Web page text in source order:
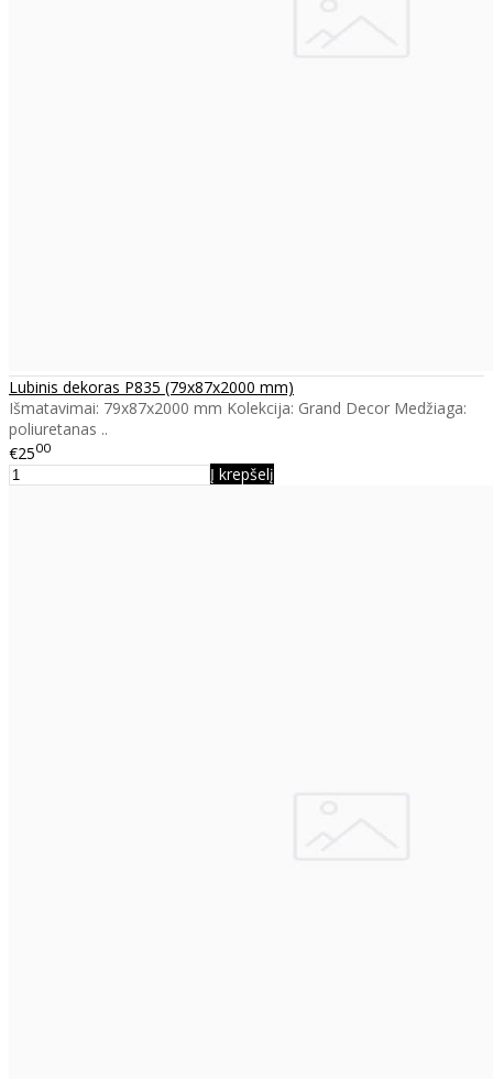
Lubinis dekoras P835 (79x87x2000 mm)
Išmatavimai: 79x87x2000 mm Kolekcija: Grand Decor Medžiaga:
poliuretanas ..
€2500
Į krepšelį